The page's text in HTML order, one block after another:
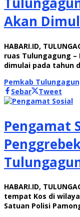
Akan
HABARI.ID,
ruas Tulungagung –
dimulai pada tahun
Pemkab
Sebar
Tweet
Pengamat
HABARI.ID,
tempat Kos di
Satuan Polisi